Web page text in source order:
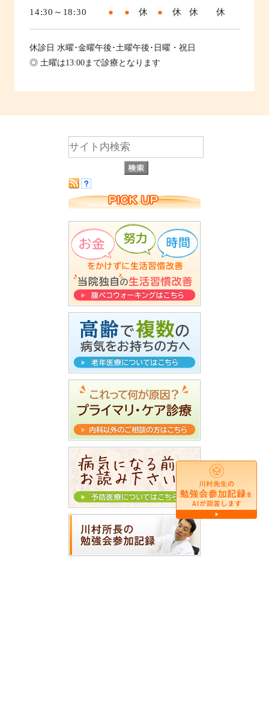
14:30～18:30
● ● 休 ● 休 休 休
休診日 水曜･金曜午後･土曜午後･日曜・祝日
◎ 土曜は13:00まで診療となります